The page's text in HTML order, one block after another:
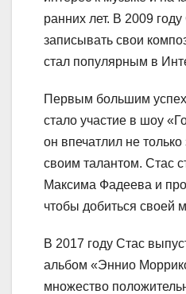
ранних лет. В 2009
записывать свои
стал популярным в
Первым большим
стало участие в шоу
он впечатлил не
своим талантом. Стас
Максима Фадеева и
чтобы добиться своей
В 2017 году Стас
альбом «Эннио
множество